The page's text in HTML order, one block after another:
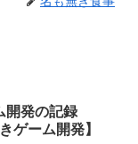
開発の記録
ゲーム開発】